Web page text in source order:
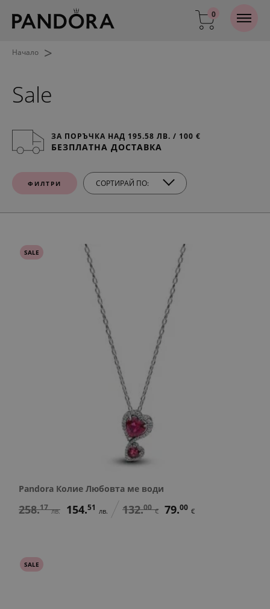
0
Начало >
Sale
ЗА ПОРЪЧКА НАД 195.58 ЛВ. / 100 €
БЕЗПЛАТНА ДОСТАВКА
ФИЛТРИ СОРТИРАЙ ПО:
SALE
Pandora Колие Любовта ме води
258.17 лв. 154.51 лв. 132.00 € 79.00 €
SALE